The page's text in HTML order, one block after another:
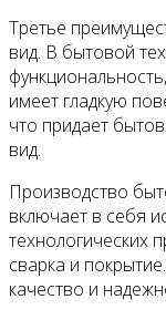
Третье
вид. В бытовой
имеет гладкую
что придает
вид.
Производство
включает в себя
технологических
сварка и
качество и